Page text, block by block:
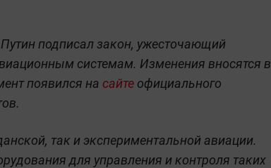
подписал закон, ужесточающий
системам. Изменения вносятся в
появился на сайте официального
так и экспериментальной авиации.
для управления и контроля таких